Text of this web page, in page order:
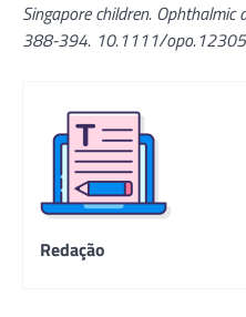
Singapore children.
388-394. 10.1111/opo.12305
Redação